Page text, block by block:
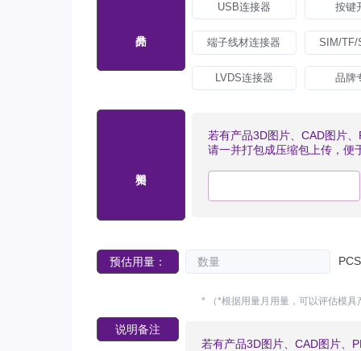
USB连接器 按键
端子线材连接器 SIM/TF/
LVDS连接器 品牌
若有产品3D图片、CAD图片
请一并打包成压缩包上传，便
预估用量：
* （*根据用量月用量，可以评估模具
说明备注
若有产品3D图片、CAD图片、